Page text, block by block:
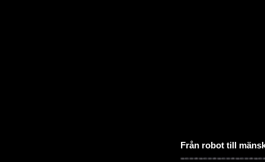
Från robot till